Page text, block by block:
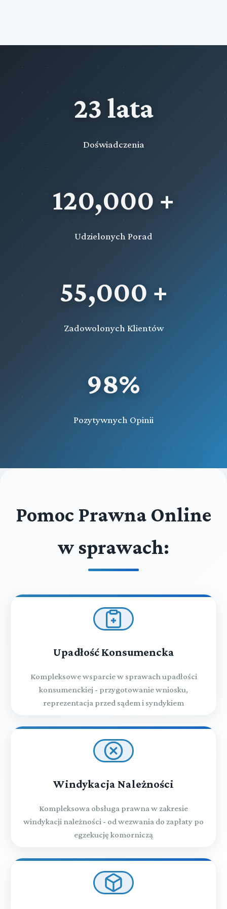
23 lata
Doświadczenia
120,000 +
Udzielonych Porad
55,000 +
Zadowolonych Klientów
98%
Pozytywnych Opinii
Pomoc Prawna Online
w sprawach:
Upadłość Konsumencka
Kompleksowe wsparcie w sprawach upadłości
konsumenckiej - przygotowanie wniosku,
reprezentacja przed sądem i syndykiem
Windykacja Należności
Kompleksowa obsługa prawna w zakresie
windykacji należności - od wezwania do zapłaty po
egzekucję komorniczą